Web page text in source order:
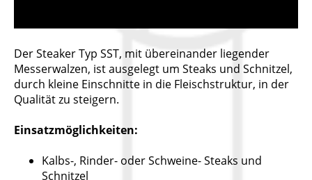
Der Steaker Typ SST, mit übereinander liegender
Messerwalzen, ist ausgelegt um Steaks und Schnitzel,
durch kleine Einschnitte in die Fleischstruktur, in der
Qualität zu steigern.
Einsatzmöglichkeiten:
Kalbs-, Rinder- oder Schweine- Steaks und
Schnitzel